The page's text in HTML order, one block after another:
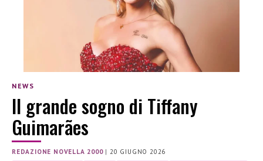
NEWS
Il grande sogno di Tiffany
Guimarães
REDAZIONE NOVELLA 2000|20 GIUGNO 2026